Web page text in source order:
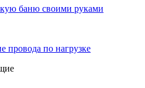
баню своими руками
провода по нагрузке